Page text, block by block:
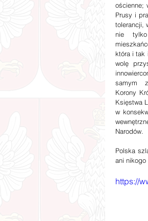
ościenne;
Prusy i
tolerancji,
nie
która i tak
wolę
samym
Korony
Księstwa
w
Narodów.
Polska
ani nikogo
https://